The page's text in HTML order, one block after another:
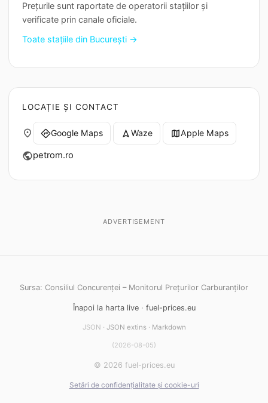
Prețurile sunt raportate de operatorii stațiilor și
verificate prin canale oficiale.
Toate stațiile din București →
LOCAȚIE ȘI CONTACT
place directionsGoogle Maps navigation Waze mapApple Maps
publicpetrom.ro
ADVERTISEMENT
Sursa: Consiliul Concurenței – Monitorul Prețurilor Carburanților
Înapoi la harta live· fuel-prices.eu
JSON · JSON extins· Markdown
(2026-08-05)
© 2026 fuel-prices.eu
Setări de confidențialitate și cookie-uri